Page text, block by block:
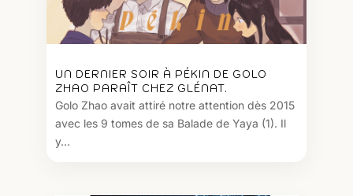
UN DERNIER SOIR À PÉKIN DE GOLO
ZHAO PARAÎT CHEZ GLÉNAT.
Golo Zhao avait attiré notre attention dès 2015
avec les 9 tomes de sa Balade de Yaya (1). Il
y...